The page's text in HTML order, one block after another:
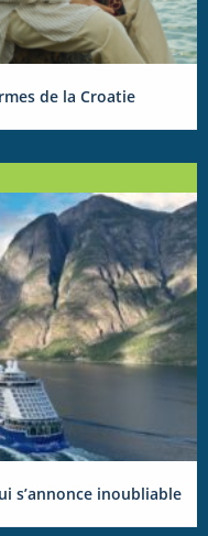
de la Croatie
s’annonce inoubliable